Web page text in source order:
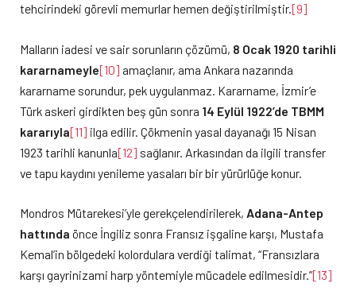
tehcirindeki görevli memurlar hemen değiştirilmiştir.[9]
Malların iadesi ve sair sorunların çözümü, 8 Ocak 1920 tarihli
kararnameyle[10] amaçlanır, ama Ankara nazarında
kararname sorundur, pek uygulanmaz. Kararname, İzmir’e
Türk askeri girdikten beş gün sonra 14 Eylül 1922’de TBMM
kararıyla[11] ilga edilir. Çökmenin yasal dayanağı 15 Nisan
1923 tarihli kanunla[12] sağlanır. Arkasından da ilgili transfer
ve tapu kaydını yenileme yasaları bir bir yürürlüğe konur.
Mondros Mütarekesi’yle gerekçelendirilerek, Adana-Antep
hattında önce İngiliz sonra Fransız işgaline karşı, Mustafa
Kemal’in bölgedeki kolordulara verdiği talimat, “Fransızlara
karşı gayrinizami harp yöntemiyle mücadele edilmesidir.”[13]